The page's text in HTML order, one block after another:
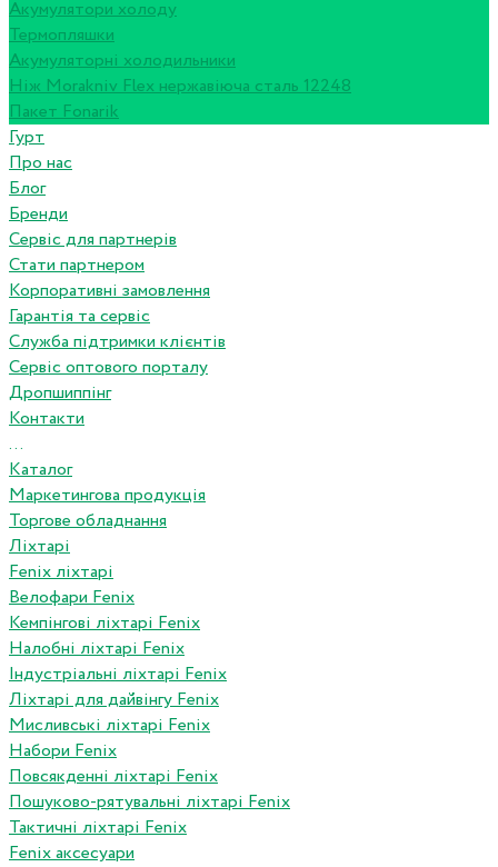
Акумулятори холоду
Термопляшки
Акумуляторні холодильники
Ніж Morakniv Flex нержавіюча сталь 12248
Пакет Fonarik
Гурт
Про нас
Блог
Бренди
Сервіс для партнерів
Стати партнером
Корпоративні замовлення
Гарантія та сервіс
Служба підтримки клієнтів
Сервіс оптового порталу
Дропшиппінг
Контакти
...
Каталог
Маркетингова продукція
Торгове обладнання
Ліхтарі
Fenix ліхтарі
Велофари Fenix
Кемпінгові ліхтарі Fenix
Налобні ліхтарі Fenix
Індустріальні ліхтарі Fenix
Ліхтарі для дайвінгу Fenix
Мисливські ліхтарі Fenix
Набори Fenix
Повсякденні ліхтарі Fenix
Пошуково-рятувальні ліхтарі Fenix
Тактичні ліхтарі Fenix
Fenix аксесуари